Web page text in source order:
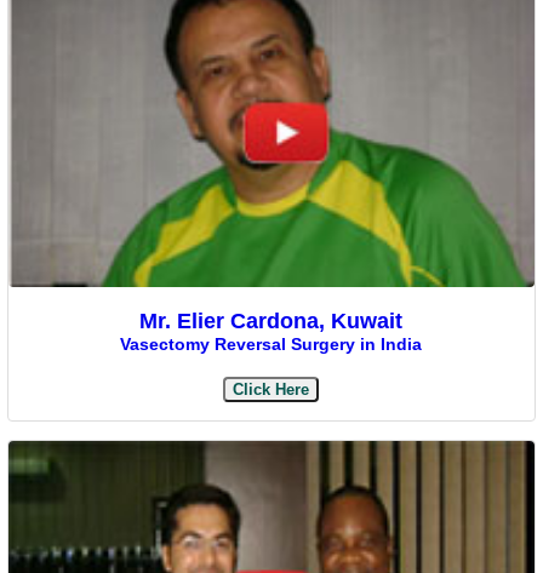
Mr. Elier Cardona, Kuwait
Vasectomy Reversal Surgery in India
Click Here